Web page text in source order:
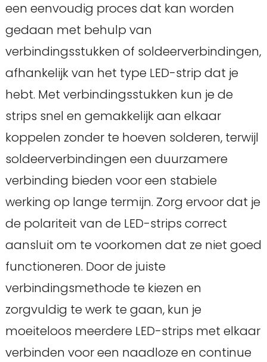
een eenvoudig proces dat kan worden
gedaan met behulp van
verbindingsstukken of soldeerverbindingen,
afhankelijk van het type LED-strip dat je
hebt. Met verbindingsstukken kun je de
strips snel en gemakkelijk aan elkaar
koppelen zonder te hoeven solderen, terwijl
soldeerverbindingen een duurzamere
verbinding bieden voor een stabiele
werking op lange termijn. Zorg ervoor dat je
de polariteit van de LED-strips correct
aansluit om te voorkomen dat ze niet goed
functioneren. Door de juiste
verbindingsmethode te kiezen en
zorgvuldig te werk te gaan, kun je
moeiteloos meerdere LED-strips met elkaar
verbinden voor een naadloze en continue